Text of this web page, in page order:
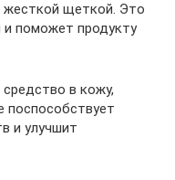
жесткой щеткой. Это
поможет продукту
в кожу,
поспособствует
и улучшит